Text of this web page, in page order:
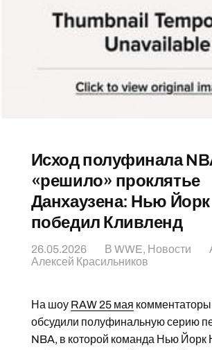
Исход полуфинала
«решило» проклятье
Данхаузена: Нью Йорк
победил Кливленд
26.05.2026 В WWE, Новости
Алексей Красильников
На шоу RAW 25 мая комментаторы
обсудили полуфинальную серию
NBA, в которой команда Нью Йорк